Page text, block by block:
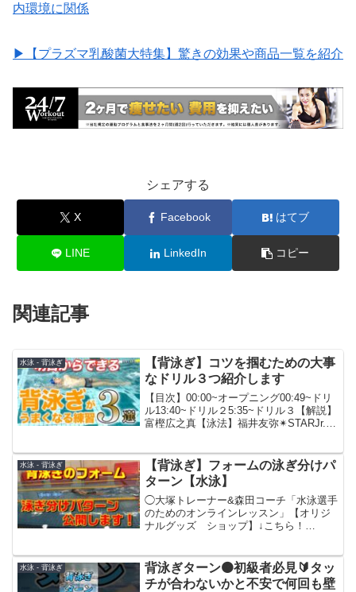
内環境に関係
▶︎【プラズマ乳酸菌大特集】驚きの効果や商品一覧を紹介
シェアする
X Facebook はてブ
LINE LinkedIn コピー
関連記事
水泳 - 背泳ぎ
【背泳ぎ】コツを掴むための大事
なドリル３つ紹介します
【目次】00:00~オープニング00:49~ドリ
ル13:40~ドリル２5:35~ドリル３【解説】
富樫広之真【泳法】福井友弥✴︎STARJr.パ
チームの説明☆THE S...
水泳 - 背泳ぎ
【背泳ぎ】フォームの泳ぎ分けパ
ターン【水泳】
◯大塚トレーナー&森田コーチ「水泳選手
のためのオンラインレッスン」【オリジ
ナルグッズ ショップ】↓こちら！
個人メドレーのレース戦略〜 【Twitter】
【Inst...
水泳 - 背泳ぎ
背泳ぎターン🟠初級者必見🔰タッ
チが合わないかと不安で何回も壁